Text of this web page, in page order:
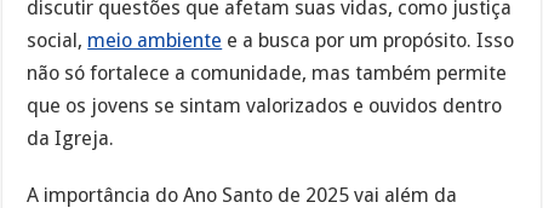
discutir questões que afetam suas vidas, como justiça
social, meio ambiente e a busca por um propósito. Isso
não só fortalece a comunidade, mas também permite
que os jovens se sintam valorizados e ouvidos dentro
da Igreja.
A importância do Ano Santo de 2025 vai além da